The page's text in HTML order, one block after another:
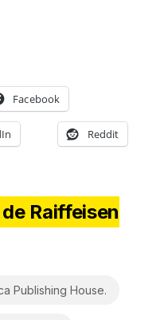
Facebook
Reddit
Raiffeisen
Publishing House.